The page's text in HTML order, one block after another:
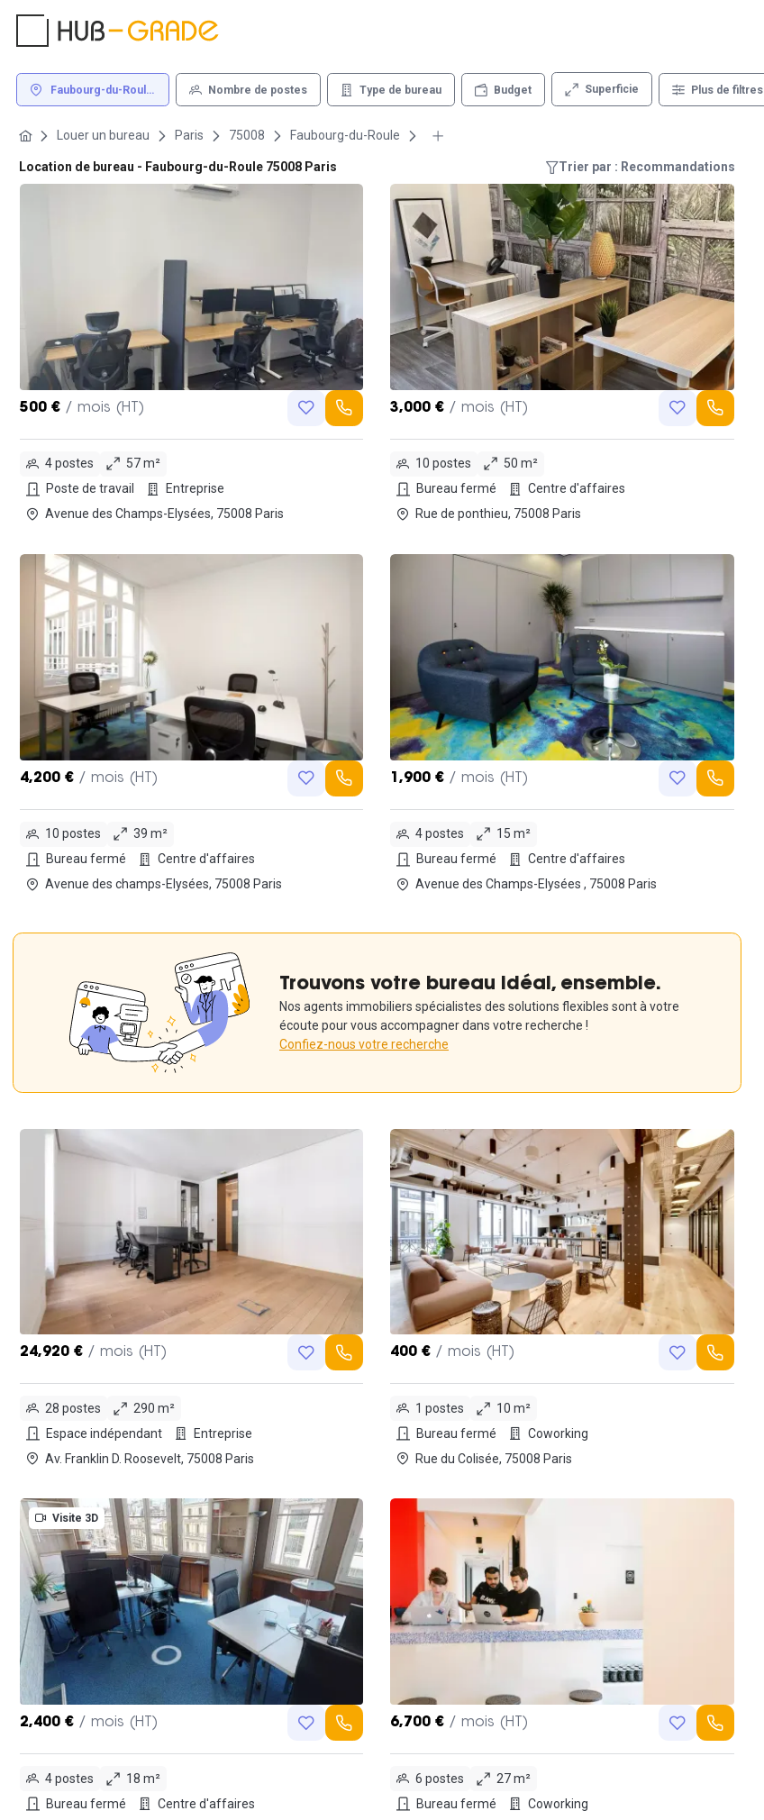
Faubourg-du-Roule
Nombre de postes Type de bureau Budget Superficie Plus de filtres
Louer un bureau Paris 75008 Faubourg-du-Roule
Location de bureau - Faubourg-du-Roule 75008 Paris Trier par : Recommandations
500 € / mois (HT)
4 postes
57 m²
Poste de travail
Entreprise
Avenue des Champs-Elysées, 75008 Paris
3,000 € / mois (HT)
10 postes
50 m²
Bureau fermé
Centre d'affaires
Rue de ponthieu, 75008 Paris
4,200 € / mois (HT)
10 postes
39 m²
Bureau fermé
Centre d'affaires
Avenue des champs-Elysées, 75008 Paris
1,900 € / mois (HT)
4 postes
15 m²
Bureau fermé
Centre d'affaires
Avenue des Champs-Elysées , 75008 Paris
Trouvons votre bureau idéal, ensemble.
Nos agents immobiliers spécialistes des solutions flexibles sont à votre
écoute pour vous accompagner dans votre recherche !
Confiez-nous votre recherche
24,920 € / mois (HT)
28 postes
290 m²
Espace indépendant
Entreprise
Av. Franklin D. Roosevelt, 75008 Paris
400 € / mois (HT)
1 postes
10 m²
Bureau fermé
Coworking
Rue du Colisée, 75008 Paris
Visite 3D
2,400 € / mois (HT)
4 postes
18 m²
Bureau fermé
Centre d'affaires
6,700 € / mois (HT)
6 postes
27 m²
Bureau fermé
Coworking